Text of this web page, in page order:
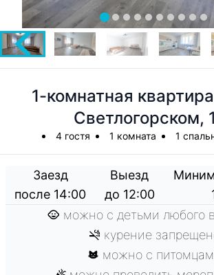
1-комнатная
Светлогорском,
4 гостя 1 комната 1
Заезд
после 14:00
Выезд
до 12:00
можно с детьми любого
курение
можно с